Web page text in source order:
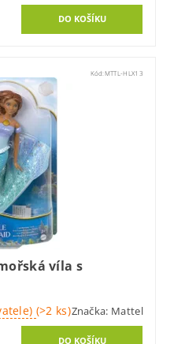
Kód: MTTL-HLX13
víla s
(>2 ks)Značka: Mattel